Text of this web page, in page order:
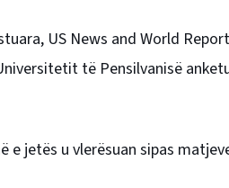
US News and World
të Pensilvanisë
e jetës u vlerësuan sipas